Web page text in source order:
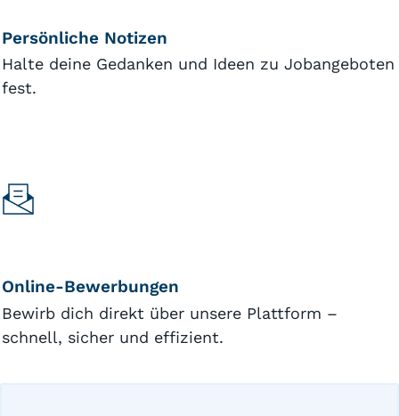
Persönliche Notizen
Halte deine Gedanken und Ideen zu Jobangeboten
fest.
Online-Bewerbungen
Bewirb dich direkt über unsere Plattform –
schnell, sicher und effizient.